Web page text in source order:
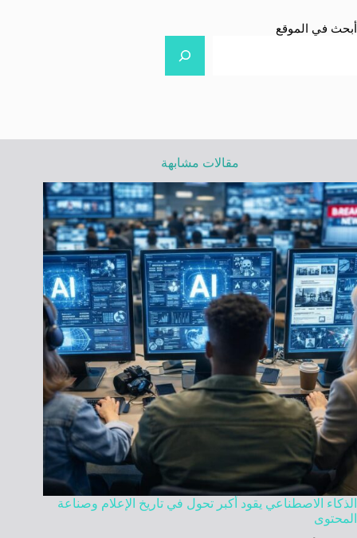
أبحث في الموقع
مقالات مشابهة
الذكاء الاصطناعي يقود أكبر تحول في تاريخ الإعلام وصناعة
المحتوى